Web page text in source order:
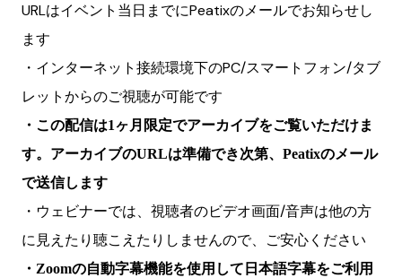
URLはイベント当日までにPeatixのメールでお知らせし
ます
・インターネット接続環境下のPC/スマートフォン/タブ
レットからのご視聴が可能です
・この配信は1ヶ月限定でアーカイブをご覧いただけま
す。アーカイブのURLは準備でき次第、Peatixのメール
で送信します
・ウェビナーでは、視聴者のビデオ画面/音声は他の方
に見えたり聴こえたりしませんので、ご安心ください
・Zoomの自動字幕機能を使用して日本語字幕をご利用